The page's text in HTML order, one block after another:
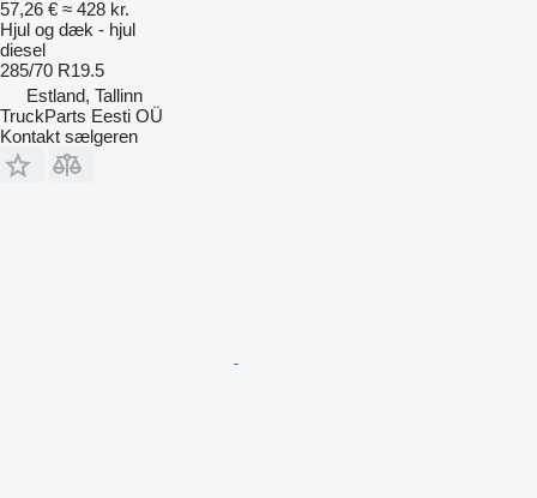
57,26 € ≈ 428 kr.
Hjul og dæk - hjul
diesel
285/70 R19.5
Estland, Tallinn
TruckParts Eesti OÜ
Kontakt sælgeren